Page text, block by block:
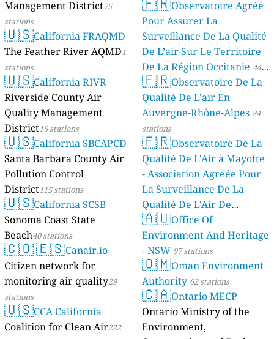
Management District75
stations
🇺🇸California FRAQMD
The Feather River AQMD1
stations
🇺🇸California RIVR
Riverside County Air
Quality Management
District16 stations
🇺🇸California SBCAPCD
Santa Barbara County Air
Pollution Control
District115 stations
🇺🇸California SCSB
Sonoma Coast State
Beach40 stations
🇨🇴🇪🇸Canair.io
Citizen network for
monitoring air quality29
stations
🇺🇸CCA California
Coalition for Clean Air222
Observatoire Agréé
Pour Assurer La
Surveillance De La Qualité
De L’air Sur Le Territoire
De La Région Occitanie 44
stations
🇫🇷Observatoire De La
Qualité De L'air En
Auvergne-Rhône-Alpes 84
stations
🇫🇷Observatoire De La
Qualité De L'Air à Mayotte
- Association Agréée Pour
La Surveillance De La
Qualité De L'Air De
Mayotte 4 stations
🇦🇺Office Of
Environment And Heritage
- NSW 97 stations
🇴🇲Oman Environment
Authority 62 stations
🇨🇦Ontario MECP
Ontario Ministry of the
Environment,